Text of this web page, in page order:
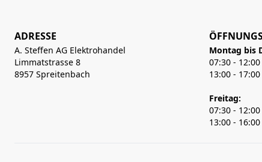
ADRESSE
A. Steffen AG Elektrohandel
Limmatstrasse 8
8957 Spreitenbach
Montag bis
07:30 -
13:00 -
Freitag:
07:30 -
13:00 -